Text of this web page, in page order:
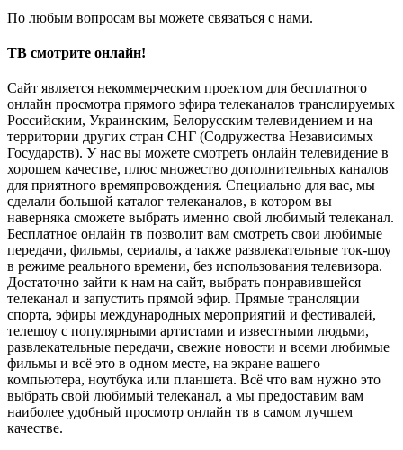
По любым вопросам вы можете связаться с нами.
ТВ смотрите онлайн!
Сайт является некоммерческим проектом для бесплатного
онлайн просмотра прямого эфира телеканалов транслируемых
Российским, Украинским, Белорусским телевидением и на
территории других стран СНГ (Содружества Независимых
Государств). У нас вы можете смотреть онлайн телевидение в
хорошем качестве, плюс множество дополнительных каналов
для приятного времяпровождения. Специально для вас, мы
сделали большой каталог телеканалов, в котором вы
наверняка сможете выбрать именно свой любимый телеканал.
Бесплатное онлайн тв позволит вам смотреть свои любимые
передачи, фильмы, сериалы, а также развлекательные ток-шоу
в режиме реального времени, без использования телевизора.
Достаточно зайти к нам на сайт, выбрать понравившейся
телеканал и запустить прямой эфир. Прямые трансляции
спорта, эфиры международных мероприятий и фестивалей,
телешоу с популярными артистами и известными людьми,
развлекательные передачи, свежие новости и всеми любимые
фильмы и всё это в одном месте, на экране вашего
компьютера, ноутбука или планшета. Всё что вам нужно это
выбрать свой любимый телеканал, а мы предоставим вам
наиболее удобный просмотр онлайн тв в самом лучшем
качестве.